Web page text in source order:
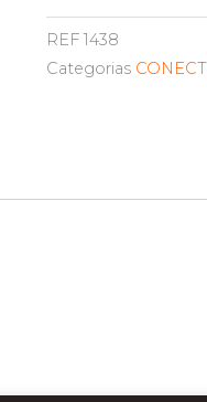
REF1438
Categorias